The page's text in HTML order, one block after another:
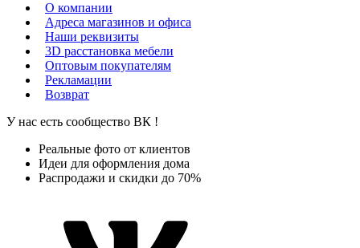
О компании
Адреса магазинов и офиса
Наши реквизиты
3D расстановка мебели
Оптовым покупателям
Рекламации
Возврат
У нас есть сообщество ВК !
Реальные фото от клиентов
Идеи для оформления дома
Распродажи и скидки до 70%